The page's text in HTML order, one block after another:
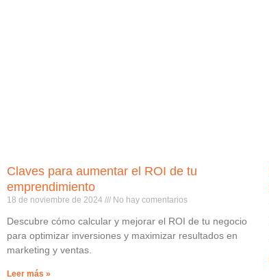
Claves para aumentar el ROI de tu
emprendimiento
18 de noviembre de 2024 No hay comentarios
Descubre cómo calcular y mejorar el ROI de tu negocio
para optimizar inversiones y maximizar resultados en
marketing y ventas.
Leer más »